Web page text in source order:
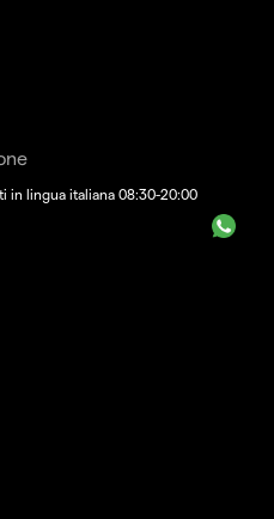
in lingua italiana 08:30-20:00